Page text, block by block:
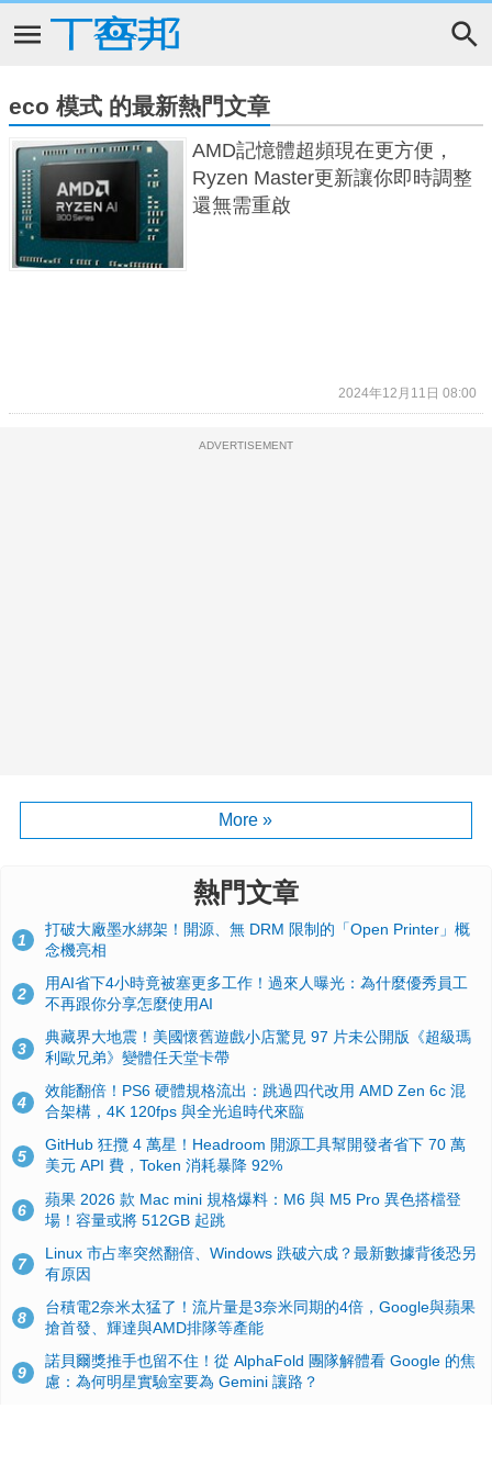
eco 模式 的最新熱門文章
AMD記憶體超頻現在更方便，
Ryzen Master更新讓你即時調整
還無需重啟
2024年12月11日 08:00
ADVERTISEMENT
More »
熱門文章
1
打破大廠墨水綁架！開源、無 DRM 限制的「Open Printer」概
念機亮相
2
用AI省下4小時竟被塞更多工作！過來人曝光：為什麼優秀員工
不再跟你分享怎麼使用AI
3
典藏界大地震！美國懷舊遊戲小店驚見 97 片未公開版《超級瑪
利歐兄弟》變體任天堂卡帶
4
效能翻倍！PS6 硬體規格流出：跳過四代改用 AMD Zen 6c 混
合架構，4K 120fps 與全光追時代來臨
5
GitHub 狂攬 4 萬星！Headroom 開源工具幫開發者省下 70 萬
美元 API 費，Token 消耗暴降 92%
6
蘋果 2026 款 Mac mini 規格爆料：M6 與 M5 Pro 異色搭檔登
場！容量或將 512GB 起跳
7
Linux 市占率突然翻倍、Windows 跌破六成？最新數據背後恐另
有原因
8
台積電2奈米太猛了！流片量是3奈米同期的4倍，Google與蘋果
搶首發、輝達與AMD排隊等產能
9
諾貝爾獎推手也留不住！從 AlphaFold 團隊解體看 Google 的焦
慮：為何明星實驗室要為 Gemini 讓路？